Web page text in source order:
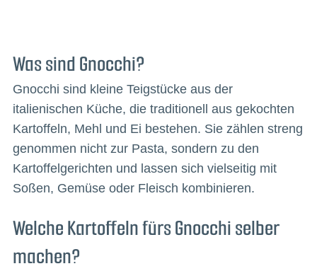
Was sind Gnocchi?
Gnocchi sind kleine Teigstücke aus der
italienischen Küche, die traditionell aus gekochten
Kartoffeln, Mehl und Ei bestehen. Sie zählen streng
genommen nicht zur Pasta, sondern zu den
Kartoffelgerichten und lassen sich vielseitig mit
Soßen, Gemüse oder Fleisch kombinieren.
Welche Kartoffeln fürs Gnocchi selber
machen?